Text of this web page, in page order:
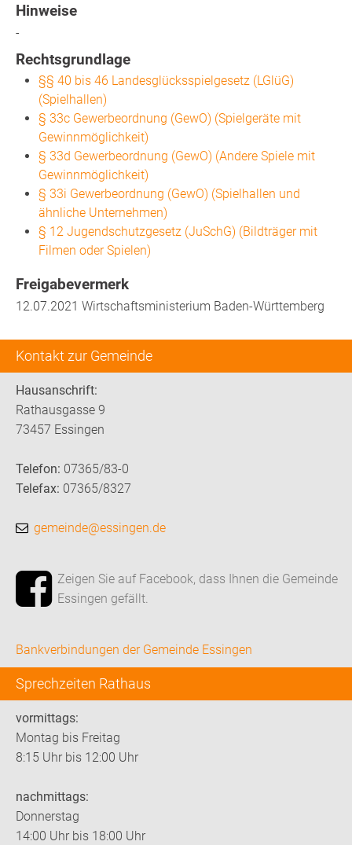
Kontakt zur Gemeinde
Hausanschrift:
Rathausgasse 9
73457 Essingen
Telefon: 07365/83-0
Telefax: 07365/8327
gemeinde@essingen.de
Zeigen Sie auf Facebook, dass Ihnen die Gemeinde
Essingen gefällt.
Bankverbindungen der Gemeinde Essingen
Sprechzeiten Rathaus
vormittags:
Montag bis Freitag
8:15 Uhr bis 12:00 Uhr
nachmittags:
Donnerstag
14:00 Uhr bis 18:00 Uhr
Hinweise
-
Rechtsgrundlage
§§ 40 bis 46 Landesglücksspielgesetz (LGlüG)
(Spielhallen)
§ 33c Gewerbeordnung (GewO) (Spielgeräte mit
Gewinnmöglichkeit)
§ 33d Gewerbeordnung (GewO) (Andere Spiele mit
Gewinnmöglichkeit)
§ 33i Gewerbeordnung (GewO) (Spielhallen und
ähnliche Unternehmen)
§ 12 Jugendschutzgesetz (JuSchG) (Bildträger mit
Filmen oder Spielen)
Freigabevermerk
12.07.2021 Wirtschaftsministerium Baden-Württemberg